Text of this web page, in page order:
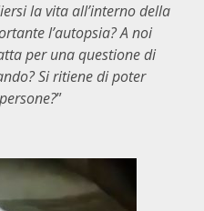
la vita all’interno della
l’autopsia? A noi
per una questione di
Si ritiene di poter
”